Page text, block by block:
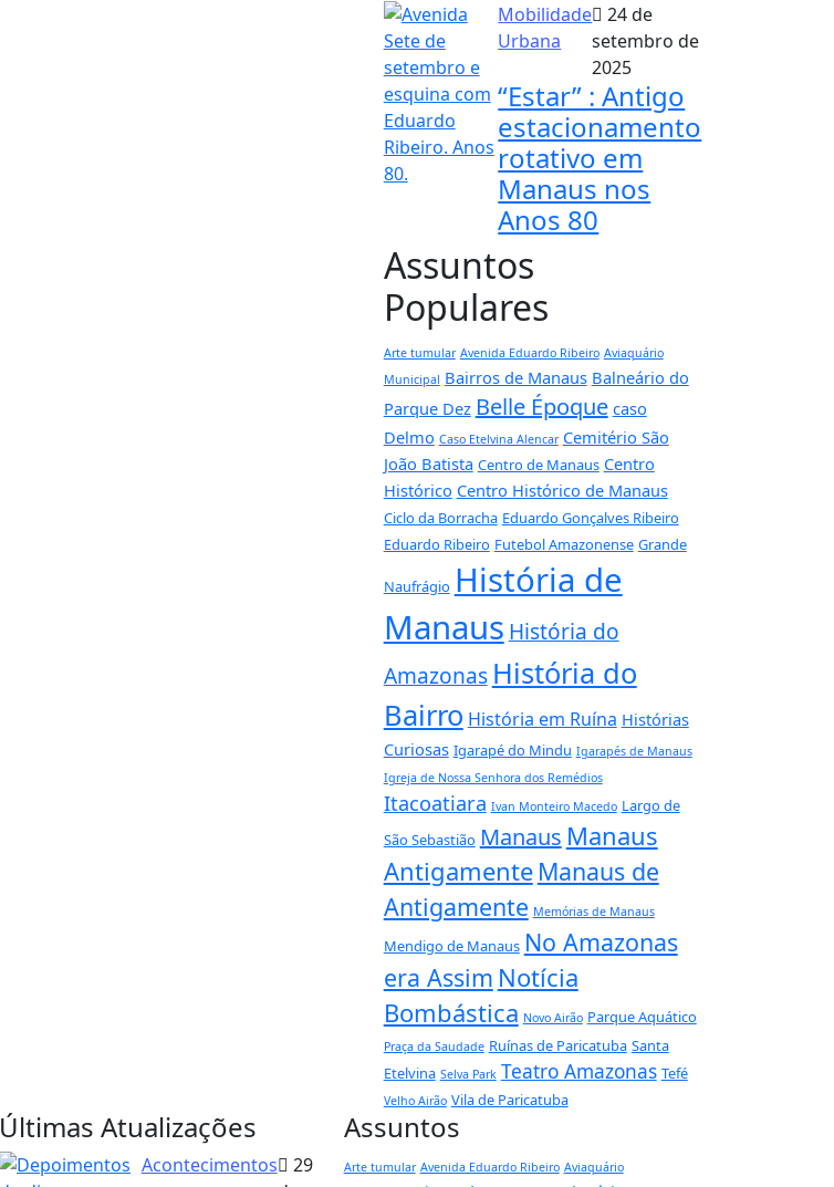
Mobilidade
Urbana
24 de
setembro de
2025
“Estar” : Antigo
estacionamento
rotativo em
Manaus nos
Anos 80
Assuntos
Populares
Arte tumular Avenida Eduardo Ribeiro Aviaquário
Municipal Bairros de Manaus Balneário do
Parque Dez Belle Époque caso
Delmo Caso Etelvina Alencar Cemitério São
João Batista Centro de Manaus Centro
Histórico Centro Histórico de Manaus
Ciclo da Borracha Eduardo Gonçalves Ribeiro
Eduardo Ribeiro Futebol Amazonense Grande
Naufrágio História de
Manaus História do
Amazonas História do
Bairro História em Ruína Histórias
Curiosas Igarapé do Mindu Igarapés de Manaus
Igreja de Nossa Senhora dos Remédios
Itacoatiara Ivan Monteiro Macedo Largo de
São Sebastião Manaus Manaus
Antigamente Manaus de
Antigamente Memórias de Manaus
Mendigo de Manaus No Amazonas
era Assim Notícia
Bombástica Novo Airão Parque Aquático
Praça da Saudade Ruínas de Paricatuba Santa
Etelvina Selva Park Teatro Amazonas Tefé
Velho Airão Vila de Paricatuba
Últimas Atualizações
Acontecimentos
29
Assuntos
Arte tumular Avenida Eduardo Ribeiro Aviaquário